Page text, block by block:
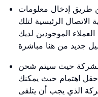
طريق إدخال معلومات
الرئيسية لتلك
الموجودين لديك
الشركة حيث سيتم شحن
حقل اهتمام حيث يمكنك
الذي يجب أن يتلقى